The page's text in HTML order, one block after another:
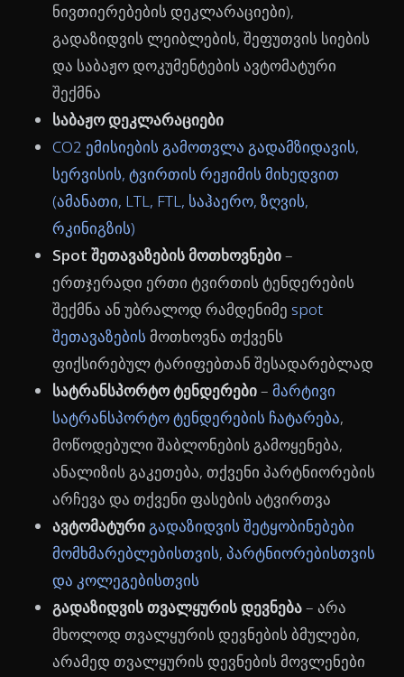
ნივთიერებების დეკლარაციები),
გადაზიდვის ლეიბლების, შეფუთვის სიების
და საბაჟო დოკუმენტების ავტომატური
შექმნა
საბაჟო დეკლარაციები
CO2 ემისიების გამოთვლა გადამზიდავის,
სერვისის, ტვირთის რეჟიმის მიხედვით
(ამანათი, LTL, FTL, საჰაერო, ზღვის,
რკინიგზის)
Spot შეთავაზების მოთხოვნები–
ერთჯერადი ერთი ტვირთის ტენდერების
შექმნა ან უბრალოდ რამდენიმე spot
შეთავაზების მოთხოვნა თქვენს
ფიქსირებულ ტარიფებთან შესადარებლად
სატრანსპორტო ტენდერები– მარტივი
სატრანსპორტო ტენდერების ჩატარება,
მოწოდებული შაბლონების გამოყენება,
ანალიზის გაკეთება, თქვენი პარტნიორების
არჩევა და თქვენი ფასების ატვირთვა
ავტომატურიგადაზიდვის შეტყობინებები
მომხმარებლებისთვის, პარტნიორებისთვის
და კოლეგებისთვის
გადაზიდვის თვალყურის დევნება– არა
მხოლოდ თვალყურის დევნების ბმულები,
არამედ თვალყურის დევნების მოვლენები